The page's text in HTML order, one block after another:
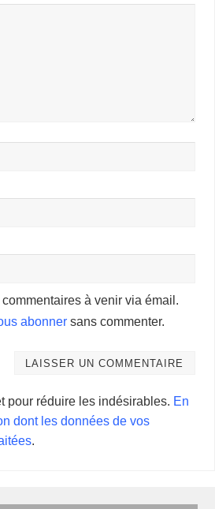
à venir via émail.
abonner sans commenter.
pour réduire les indésirables. En
dont les données de vos
.